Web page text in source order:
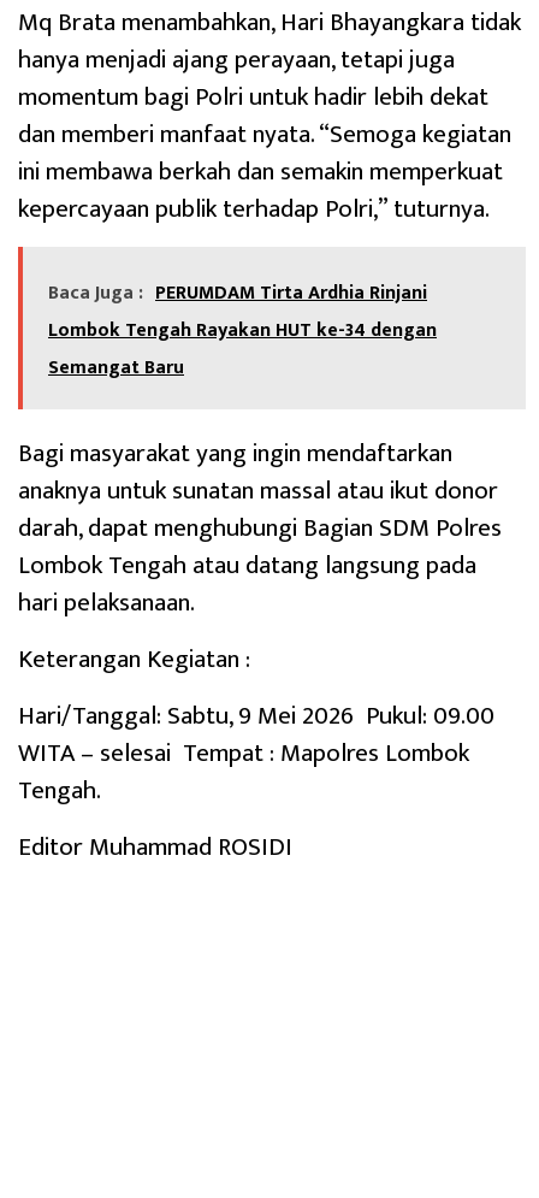
Mq Brata menambahkan, Hari Bhayangkara tidak
hanya menjadi ajang perayaan, tetapi juga
momentum bagi Polri untuk hadir lebih dekat
dan memberi manfaat nyata. “Semoga kegiatan
ini membawa berkah dan semakin memperkuat
kepercayaan publik terhadap Polri,” tuturnya.
Baca Juga : PERUMDAM Tirta Ardhia Rinjani
Lombok Tengah Rayakan HUT ke-34 dengan
Semangat Baru
Bagi masyarakat yang ingin mendaftarkan
anaknya untuk sunatan massal atau ikut donor
darah, dapat menghubungi Bagian SDM Polres
Lombok Tengah atau datang langsung pada
hari pelaksanaan.
Keterangan Kegiatan :
Hari/Tanggal: Sabtu, 9 Mei 2026 Pukul: 09.00
WITA – selesai Tempat : Mapolres Lombok
Tengah.
Editor Muhammad ROSIDI